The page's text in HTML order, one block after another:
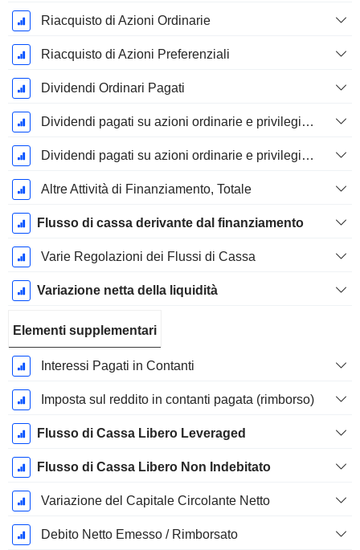
Riacquisto di Azioni Ordinarie
Riacquisto di Azioni Preferenziali
Dividendi Ordinari Pagati
Dividendi pagati su azioni ordinarie e privilegiate - (Specifico del modello)
Dividendi pagati su azioni ordinarie e privilegiate
Altre Attività di Finanziamento, Totale
Flusso di cassa derivante dal finanziamento
Varie Regolazioni dei Flussi di Cassa
Variazione netta della liquidità
Elementi supplementari
Interessi Pagati in Contanti
Imposta sul reddito in contanti pagata (rimborso)
Flusso di Cassa Libero Leveraged
Flusso di Cassa Libero Non Indebitato
Variazione del Capitale Circolante Netto
Debito Netto Emesso / Rimborsato